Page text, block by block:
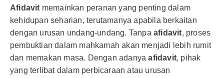
Afidavit memainkan peranan yang penting dalam
kehidupan seharian, terutamanya apabila berkaitan
dengan urusan undang-undang. Tanpa afidavit, proses
pembuktian dalam mahkamah akan menjadi lebih rumit
dan memakan masa. Dengan adanyaafidavit, pihak
yang terlibat dalam perbicaraan atau urusan